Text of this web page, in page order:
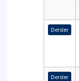
Dersler
Dersler